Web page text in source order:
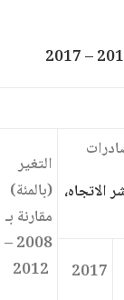
الاتجاه،
التغير
(بالمئة)
مقارنة بـ
2008 –
2017